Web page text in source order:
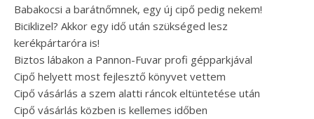
Babakocsi a barátnőmnek, egy új cipő pedig nekem!
Biciklizel? Akkor egy idő után szükséged lesz
kerékpártaróra is!
Biztos lábakon a Pannon-Fuvar profi gépparkjával
Cipő helyett most fejlesztő könyvet vettem
Cipő vásárlás a szem alatti ráncok eltüntetése után
Cipő vásárlás közben is kellemes időben